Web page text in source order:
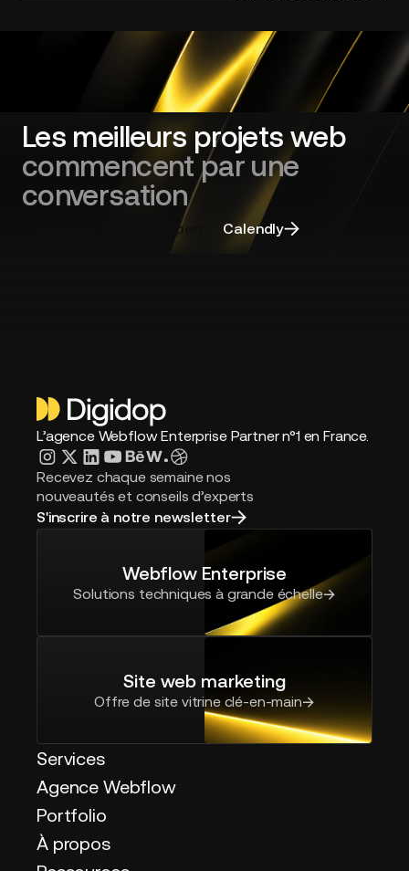
site
web
et
choisir
la
Les meilleurs projets web
commencent par une
conversation
Discuter avec un expert Calendly
L’agence Webflow Enterprise Partner n°1 en France.
Recevez chaque semaine nos
nouveautés et conseils d’experts
S'inscrire à notre newsletter
Webflow Enterprise
Solutions techniques à grande échelle
Site web marketing
Offre de site vitrine clé-en-main
Services
Agence Webflow
Portfolio
À propos